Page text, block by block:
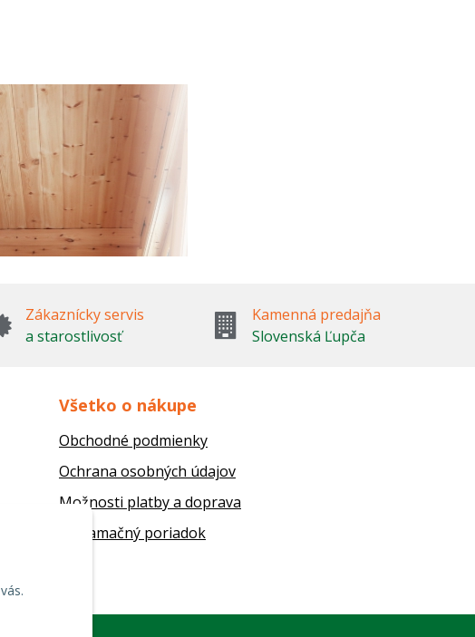
Zákaznícky servis
a starostlivosť
Kamenná predajňa
Slovenská Ľupča
Všetko o nákupe
Obchodné podmienky
Ochrana osobných údajov
Možnosti platby a doprava
Reklamačný poriadok